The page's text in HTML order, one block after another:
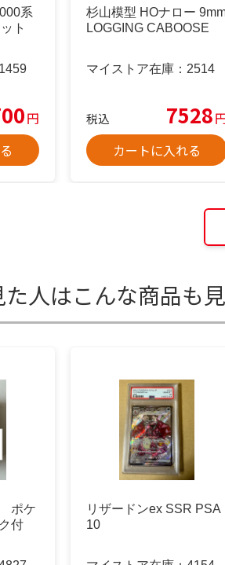
系
ト
1459
円
杉山模型 HOナロー
LOGGING CABOOSE
マイストア在庫： 2514
税込 7528
カートに入れる
た人はこんな商品も
ポケ
付
リザードンex SSR PSA
10